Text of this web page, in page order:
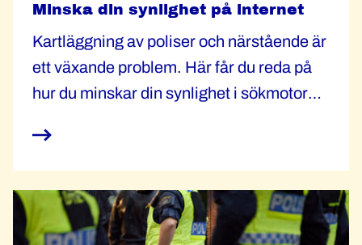
Minska din synlighet på internet
Kartläggning av poliser och närstående är
ett växande problem. Här får du reda på
hur du minskar din synlighet i sökmotorer